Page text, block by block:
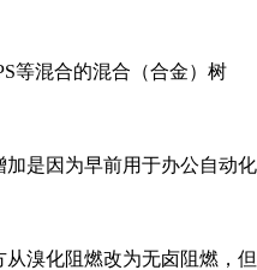
等混合的混合（合金）树
是因为早前用于办公自动化
从溴化阻燃改为无卤阻燃，但